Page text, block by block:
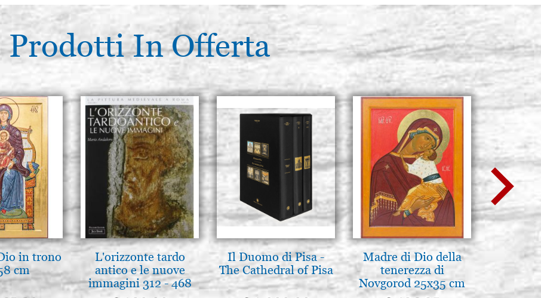
Prodotti In Offerta
in trono
cm
L'orizzonte tardo
antico e le nuove
immagini 312 - 468
Il Duomo di Pisa -
The Cathedral of Pisa
Madre di Dio della
tenerezza di
Novgorod 25x35 cm
La
The